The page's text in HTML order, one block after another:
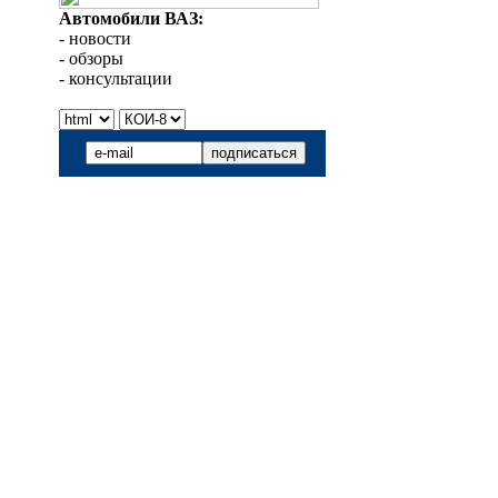
Автомобили ВАЗ:
- новости
- обзоры
- консультации